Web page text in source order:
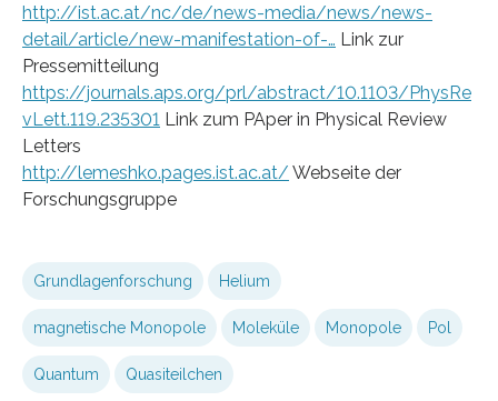
http://ist.ac.at/nc/de/news-media/news/news-
detail/article/new-manifestation-of-… Link zur
Pressemitteilung
https://journals.aps.org/prl/abstract/10.1103/PhysRe
vLett.119.235301 Link zum PAper in Physical Review
Letters
http://lemeshko.pages.ist.ac.at/ Webseite der
Forschungsgruppe
Grundlagenforschung Helium
magnetische Monopole Moleküle Monopole Pol
Quantum Quasiteilchen